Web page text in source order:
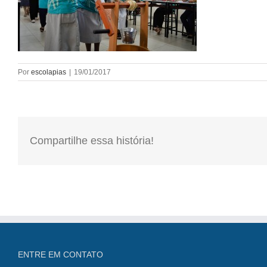
Por escolapias 19/01/2017
Compartilhe essa história!
ENTRE EM CONTATO